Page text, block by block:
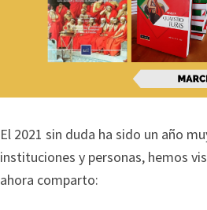
El 2021 sin duda ha sido un año
instituciones y personas, hemos
ahora comparto: